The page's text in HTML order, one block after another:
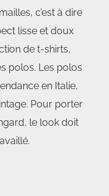
c’est à dire
lisse et doux
de t-shirts,
polos. Les polos
en Italie,
Pour porter
le look doit